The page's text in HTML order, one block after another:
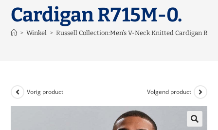
Cardigan R715M-0.
> Winkel > Russell Collection:Men’s V-Neck Knitted Cardigan
Vorig product Volgend product